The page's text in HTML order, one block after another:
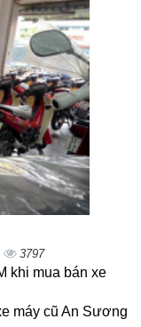
3797
khi mua bán xe
máy cũ An Sương